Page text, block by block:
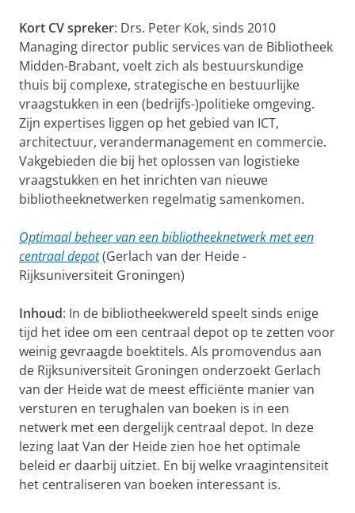
Kort CV spreker: Drs. Peter Kok, sinds 2010
Managing director public services van de Bibliotheek
Midden-Brabant, voelt zich als bestuurskundige
thuis bij complexe, strategische en bestuurlijke
vraagstukken in een (bedrijfs-)politieke omgeving.
Zijn expertises liggen op het gebied van ICT,
architectuur, verandermanagement en commercie.
Vakgebieden die bij het oplossen van logistieke
vraagstukken en het inrichten van nieuwe
bibliotheeknetwerken regelmatig samenkomen.
Optimaal beheer van een bibliotheeknetwerk met een
centraal depot(Gerlach van der Heide -
Rijksuniversiteit Groningen)
Inhoud: In de bibliotheekwereld speelt sinds enige
tijd het idee om een centraal depot op te zetten voor
weinig gevraagde boektitels. Als promovendus aan
de Rijksuniversiteit Groningen onderzoekt Gerlach
van der Heide wat de meest efficiënte manier van
versturen en terughalen van boeken is in een
netwerk met een dergelijk centraal depot. In deze
lezing laat Van der Heide zien hoe het optimale
beleid er daarbij uitziet. En bij welke vraagintensiteit
het centraliseren van boeken interessant is.